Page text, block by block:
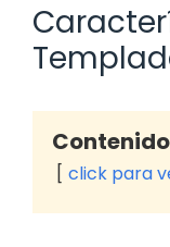
click para